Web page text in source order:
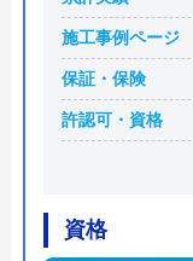
施工事例ページ
保証・保険
許認可・資格
資格